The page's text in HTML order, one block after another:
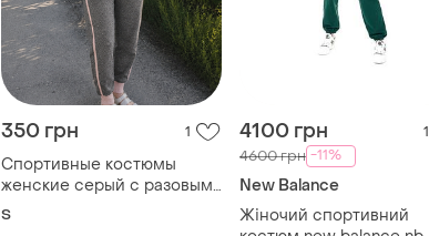
Спортивные костюмы
женские серый с разовым
xs при покупке бордовый в
подарок размер s
S
-11%
New Balance
athletics varsity
M